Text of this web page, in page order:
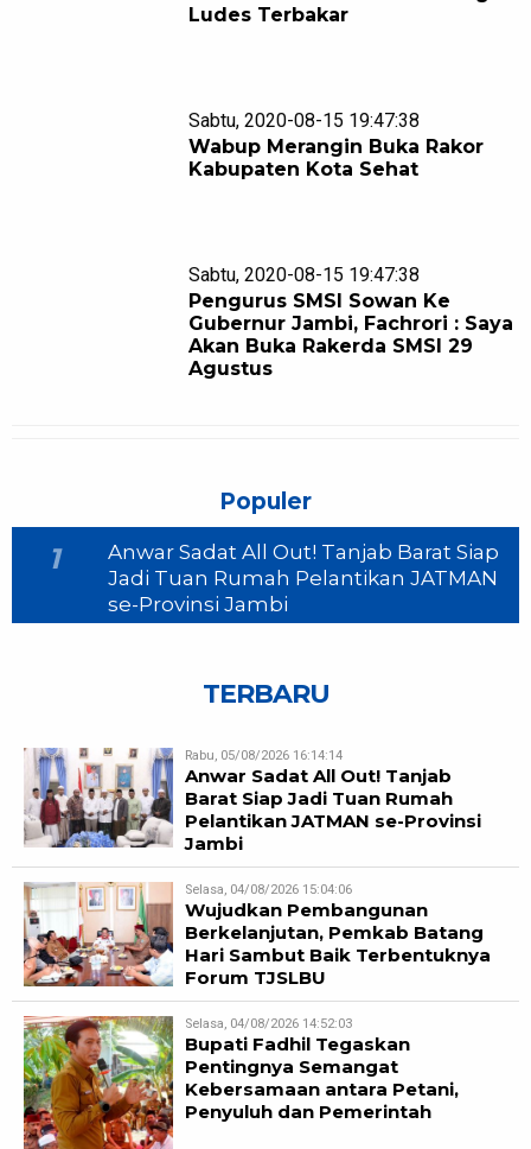
Ludes Terbakar
Sabtu, 2020-08-15 19:47:38
Wabup Merangin Buka Rakor
Kabupaten Kota Sehat
Sabtu, 2020-08-15 19:47:38
Pengurus SMSI Sowan Ke
Gubernur Jambi, Fachrori : Saya
Akan Buka Rakerda SMSI 29
Agustus
Populer
1
Anwar Sadat All Out! Tanjab Barat Siap
Jadi Tuan Rumah Pelantikan JATMAN
se-Provinsi Jambi
TERBARU
Rabu, 05/08/2026 16:14:14
Anwar Sadat All Out! Tanjab
Barat Siap Jadi Tuan Rumah
Pelantikan JATMAN se-Provinsi
Jambi
Selasa, 04/08/2026 15:04:06
Wujudkan Pembangunan
Berkelanjutan, Pemkab Batang
Hari Sambut Baik Terbentuknya
Forum TJSLBU
Selasa, 04/08/2026 14:52:03
Bupati Fadhil Tegaskan
Pentingnya Semangat
Kebersamaan antara Petani,
Penyuluh dan Pemerintah